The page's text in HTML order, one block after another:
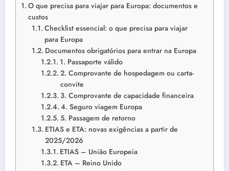
O que precisa para viajar para Europa: documentos e
custos
Checklist essencial: o que precisa para viajar
para Europa
Documentos obrigatórios para entrar na Europa
1. Passaporte válido
2. Comprovante de hospedagem ou carta-
convite
3. Comprovante de capacidade financeira
4. Seguro viagem Europa
5. Passagem de retorno
ETIAS e ETA: novas exigências a partir de
2025/2026
ETIAS – União Europeia
ETA – Reino Unido